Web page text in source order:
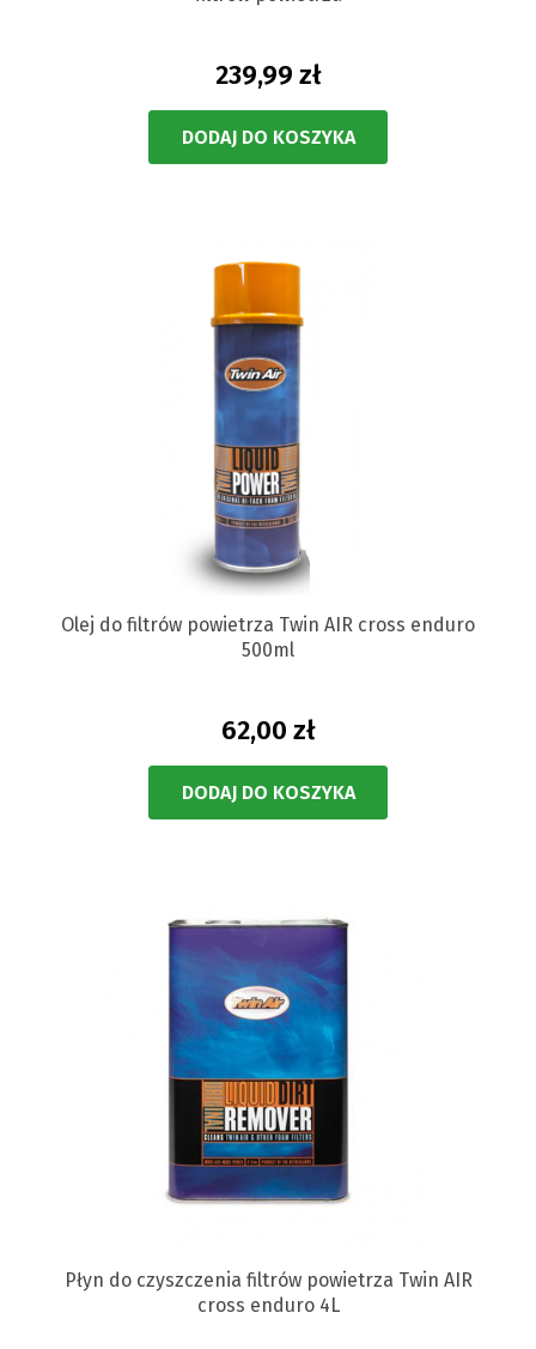
239,99 zł
DODAJ DO KOSZYKA
Olej do filtrów powietrza Twin AIR cross enduro
500ml
62,00 zł
DODAJ DO KOSZYKA
Płyn do czyszczenia filtrów powietrza Twin AIR
cross enduro 4L